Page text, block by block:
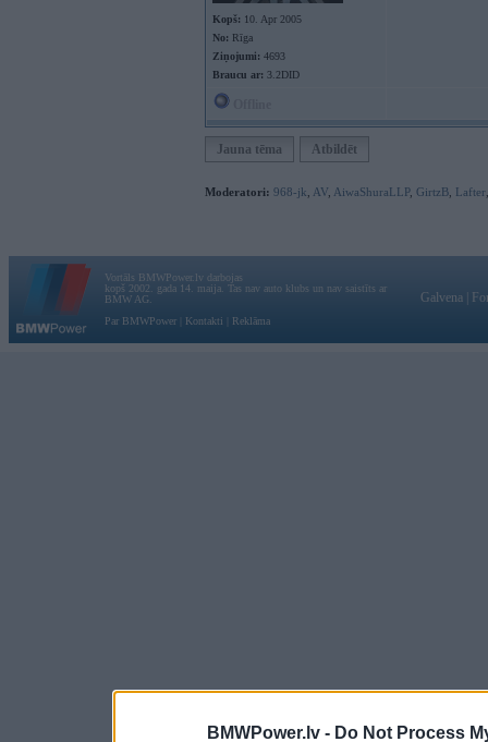
BMWPower.lv - Do Not Process
Kopš: 10. Apr 2005
No: Rīga
Ziņojumi: 4693
Braucu ar: 3.2DID
Jauna tēma Atbildēt
Moderatori: 968-jk AV AiwaShuraLLP, GirtzB Lafter
Vortāls BMWPower.lv darbojas
kopš 2002. gada 14. maija. Tas nav auto klubs un nav saistīts ar
BMW AG.
Par BMWPower
Kontakti Reklāma
Galvena